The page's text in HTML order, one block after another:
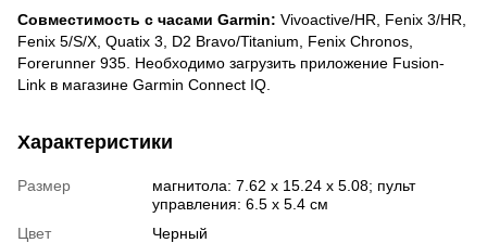
Совместимость с часами Garmin: Vivoactive/HR, Fenix 3/HR,
Fenix 5/S/X, Quatix 3, D2 Bravo/Titanium, Fenix Chronos,
Forerunner 935. Необходимо загрузить приложение Fusion-
Link в магазине Garmin Connect IQ.
Характеристики
Размер
магнитола: 7.62 x 15.24 x 5.08; пульт
управления: 6.5 x 5.4 см
Цвет
Черный